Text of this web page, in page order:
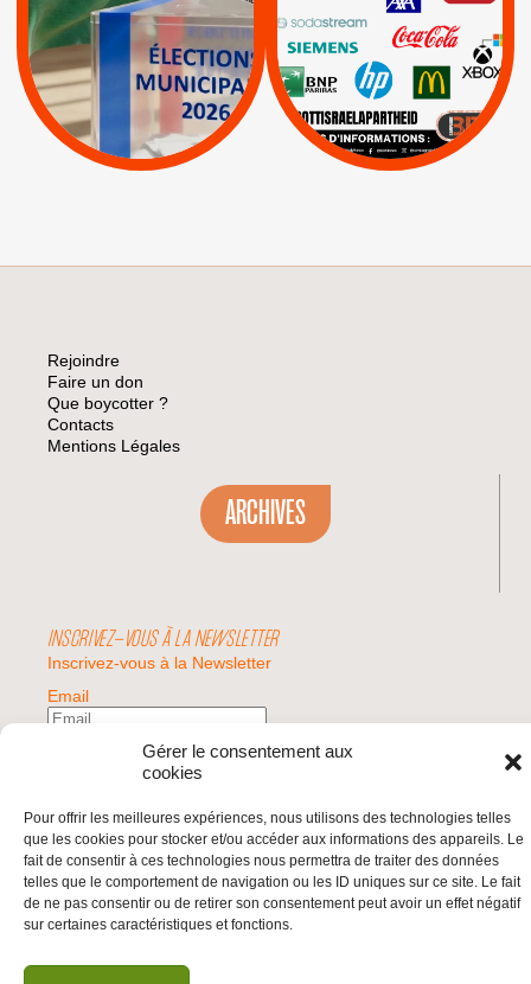
Gérer le consentement aux
cookies
Pour offrir les meilleures expériences, nous utilisons des technologies telles
que les cookies pour stocker et/ou accéder aux informations des appareils. Le
fait de consentir à ces technologies nous permettra de traiter des données
telles que le comportement de navigation ou les ID uniques sur ce site. Le fait
de ne pas consentir ou de retirer son consentement peut avoir un effet négatif
sur certaines caractéristiques et fonctions.
APPELS | Actus |
Espaces Sans
Apartheid
| Lettres d'interpellation
Pétitions
Keter |
Livres et brochures |
Mehadrin | PUMA
Sodastream |
Visuels, tracts,
affiches,...
Rejoindre
Faire un don
Que boycotter ?
Contacts
Mentions Légales
ARCHIVES
INSCRIVEZ-VOUS À LA NEWSLETTER
Inscrivez-vous à la Newsletter
Email
Valider
© 2026 | BDS France | Boycott Désinvestissement Sanctions, la réponse
citoyenne et non-violente à l'impunité d'Israël |